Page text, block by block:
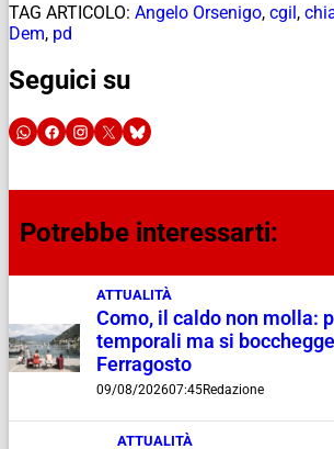
TAG ARTICOLO: Angelo Orsenigo, cgil,
Dem, pd
Seguici su
Potrebbe interessarti:
ATTUALITÀ
Como, il caldo non molla:
temporali ma si
Ferragosto
09/08/202607:45Redazione
ATTUALITÀ